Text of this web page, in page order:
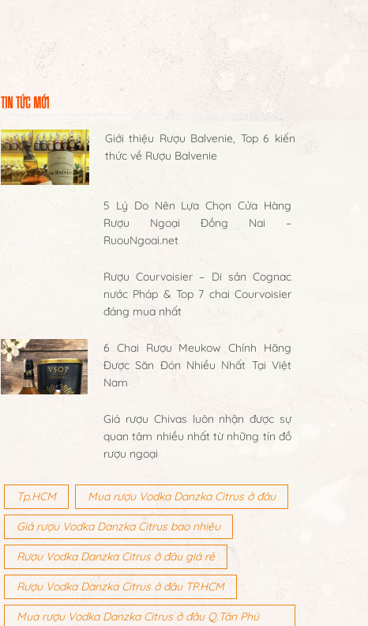
TIN TỨC MỚI
Giới thiệu Rượu Balvenie, Top 6 kiến
thức về Rượu Balvenie
5 Lý Do Nên Lựa Chọn Cửa Hàng
Rượu Ngoại Đồng Nai –
RuouNgoai.net
Rượu Courvoisier – Di sản Cognac
nước Pháp & Top 7 chai Courvoisier
đáng mua nhất
6 Chai Rượu Meukow Chính Hãng
Được Săn Đón Nhiều Nhất Tại Việt
Nam
Giá rượu Chivas luôn nhận được sự
quan tâm nhiều nhất từ những tín đồ
rượu ngoại
Tp.HCM Mua rượu Vodka Danzka Citrus ở đâu
Giá rượu Vodka Danzka Citrus bao nhiêu
Rượu Vodka Danzka Citrus ở đâu giá rẻ
Rượu Vodka Danzka Citrus ở đâu TP.HCM
Mua rượu Vodka Danzka Citrus ở đâu Q.Tân Phú